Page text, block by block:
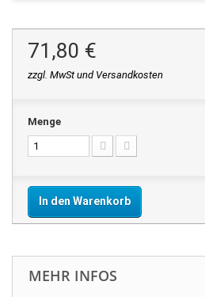
71,80 €
zzgl. MwSt und Versandkosten
Menge
In den Warenkorb
MEHR INFOS